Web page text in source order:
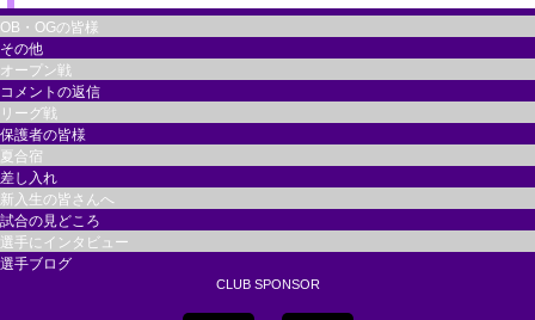
OB・OGの皆様
その他
オープン戦
コメントの返信
リーグ戦
保護者の皆様
夏合宿
差し入れ
新入生の皆さんへ
試合の見どころ
選手にインタビュー
選手ブログ
CLUB SPONSOR